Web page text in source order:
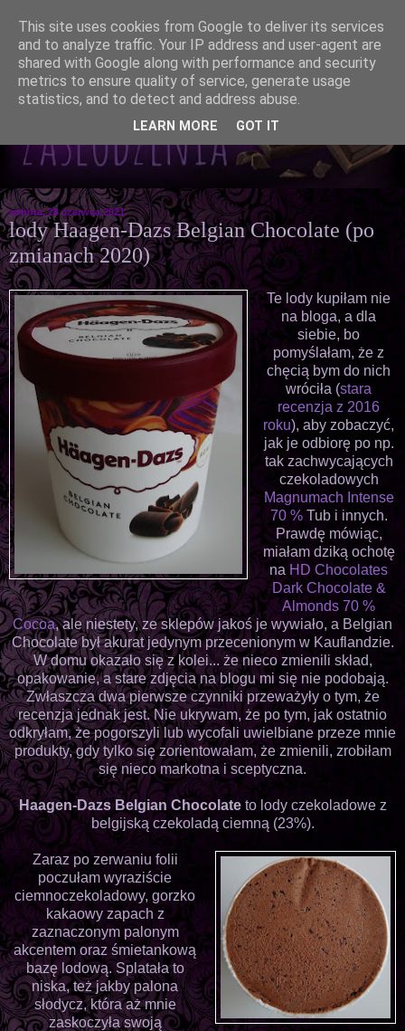
sobota, 26 czerwca 2021
lody Haagen-Dazs Belgian Chocolate (po
zmianach 2020)
Te lody kupiłam nie
na bloga, a dla
siebie, bo
pomyślałam, że z
chęcią bym do nich
wróciła (stara
recenzja z 2016
roku), aby zobaczyć,
jak je odbiorę po np.
tak zachwycających
czekoladowych
Magnumach Intense
70 %Tub i innych.
Prawdę mówiąc,
miałam dziką ochotę
na HD Chocolates
Dark Chocolate &
Almonds 70 %
Cocoa, ale niestety, ze sklepów jakoś je wywiało, a Belgian
Chocolate był akurat jedynym przecenionym w Kauflandzie.
W domu okazało się z kolei... że nieco zmienili skład,
opakowanie, a stare zdjęcia na blogu mi się nie podobają.
Zwłaszcza dwa pierwsze czynniki przeważyły o tym, że
recenzja jednak jest. Nie ukrywam, że po tym, jak ostatnio
odkryłam, że pogorszyli lub wycofali uwielbiane przeze mnie
produkty, gdy tylko się zorientowałam, że zmienili, zrobiłam
się nieco markotna i sceptyczna.
Haagen-Dazs Belgian Chocolate to lody czekoladowe z
belgijską czekoladą ciemną (23%).
Zaraz po zerwaniu folii
poczułam wyraziście
ciemnoczekoladowy, gorzko
kakaowy zapach z
zaznaczonym palonym
akcentem oraz śmietankową
bazę lodową. Splatała to
niska, też jakby palona
słodycz, która aż mnie
zaskoczyła swoją
This site uses cookies from Google to deliver its services
and to analyze traffic. Your IP address and user-agent are
shared with Google along with performance and security
metrics to ensure quality of service, generate usage
statistics, and to detect and address abuse.
LEARN MORE GOT IT